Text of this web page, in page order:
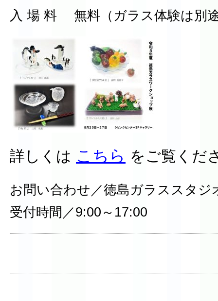
入 場 料 無料（ガラス体験は別
詳しくは こちら をご覧くだ
お問い合わせ／徳島ガラススタジ
受付時間／9:00～17:00